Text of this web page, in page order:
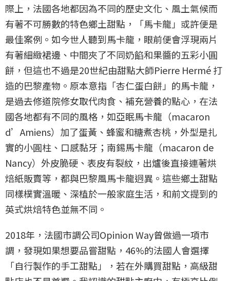
際上，法國各地都因為不同的歷史文化、風土氣候而
有著不可勝數的特色鄉土甜點，「馬卡龍」或許便是
最佳案例。如今世人聽到馬卡龍，眼前便會浮現兩片
有著細緻裙邊、中間夾了不同奶餡和果醬的五彩小圓
餅，但這也不過是20世紀由甜點大師Pierre Hermé 打
造的巴黎產物。原本意指「杏仁蛋白餅」的馬卡龍，
是過去修道院修女取代肉食、補充營養的點心，在法
國各地都有不同的風格，如亞眠馬卡龍（macaron
d’Amiens）加了蛋黃、蜂蜜和糖煮杏桃，外型是扎
實的小圓柱、口感黏牙；南錫馬卡龍（macaron de
Nancy）外皮脆硬、表皮有裂紋，出爐後直接連著烘
焙紙販賣等，都與巴黎風馬卡龍迥異。這些鄉土甜點
同樣樸實溫暖、深植於一般家庭生活，和前文提到的
英式烘焙特色並無不同。
2018年，法國市調公司Opinion Way曾做過一項市
調，發現如果想要品嘗甜點，46%的法國人會選擇
「自行製作的手工甜點」，若在外購買甜點，高級甜